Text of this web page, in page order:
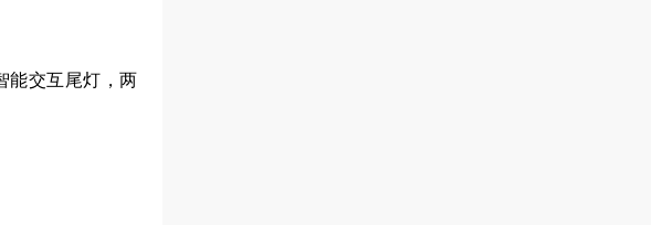
能交互尾灯，两